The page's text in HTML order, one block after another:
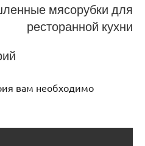
мясорубки для
ресторанной кухни
вам необходимо